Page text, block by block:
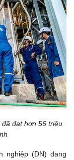
đạt hơn 56 triệu
nghiệp (DN) đang